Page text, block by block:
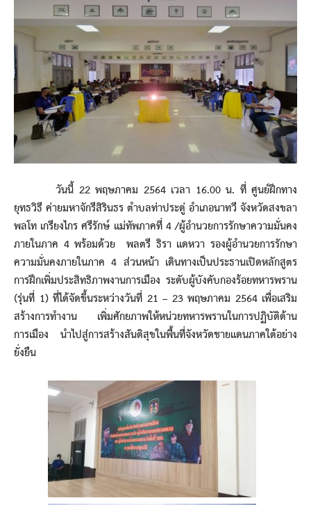
วันนี้ 22 พฤษภาคม 2564 เวลา 16.00 น. ที่ ศูนย์ฝึกทาง
ยุทธวิธี ค่ายมหาจักรีสิรินธร ตำบลท่าประดู่ อำเภอนาทวี จังหวัดสงขลา
พลโท เกรียงไกร ศรีรักษ์ แม่ทัพภาคที่ 4 /ผู้อำนวยการรักษาความมั่นคง
ภายในภาค 4 พร้อมด้วย พลตรี ธิรา แดหวา รองผู้อำนวยการรักษา
ความมั่นคงภายในภาค 4 ส่วนหน้า เดินทางเป็นประธานเปิดหลักสูตร
การฝึกเพิ่มประสิทธิภาพงานการเมือง ระดับผู้บังคับกองร้อยทหารพราน
(รุ่นที่ 1) ที่ได้จัดขึ้นระหว่างวันที่ 21 – 23 พฤษภาคม 2564 เพื่อเสริม
สร้างการทำงาน เพิ่มศักยภาพให้หน่วยทหารพรานในการปฏิบัติด้าน
การเมือง นำไปสู่การสร้างสันติสุขในพื้นที่จังหวัดชายแดนภาคใต้อย่าง
ยั่งยืน